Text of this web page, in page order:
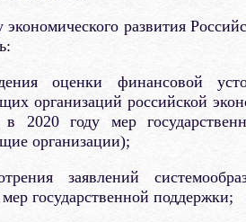
развития
оценки финансовой
организаций российской
в 2020 году мер
организации);
заявлений
государственной поддержки;